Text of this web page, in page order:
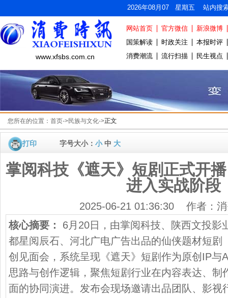
2026年08月07 星期五 站内搜
www.xfsbs.com.cn
网站首页 官方微信
新浪微博
国策解读
时政关注
本报时评
消费潮流
流行扫描 民生视点
您所在的位置： 首页->民族与文化->正文
打印 字号大小： 小中 大
掌阅科技《遮天》短剧正式开
进入实战阶段
2025-06-21 01:36:30 作者：消
核心摘要：
6月20日，由掌阅科技、陕西文投影
都星阅辰石、河北广电广告出品的仙侠题材短剧
创见面会，系统呈现《遮天》短剧作为原创IP与
思路与创作逻辑，聚焦短剧行业在内容表达、制
面的协同演进。发布会现场邀请出品团队、影视